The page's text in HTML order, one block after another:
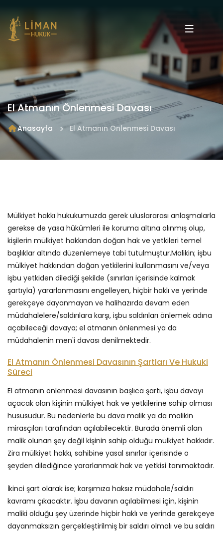
El Atmanın Önlenmesi Davası
Anasayfa El Atmanın Önlenmesi Davası
Mülkiyet hakkı hukukumuzda gerek uluslararası anlaşmalarla
gerekse de yasa hükümleri ile koruma altına alınmış olup,
kişilerin mülkiyet hakkından doğan hak ve yetkileri temel
başlıklar altında düzenlemeye tabi tutulmuştur.Malikin; işbu
mülkiyet hakkından doğan yetkilerini kullanmasını ve/veya
işbu yetkiden dilediği şekilde (sınırları içerisinde kalmak
şartıyla) yararlanmasını engelleyen, hiçbir haklı ve yerinde
gerekçeye dayanmayan ve halihazırda devam eden
müdahalelere/saldırılara karşı, işbu saldırıları önlemek adına
açabileceği davaya; el atmanın önlenmesi ya da
müdahalenin men'i davası denilmektedir.
El Atmanın Önlenmesi Davasının Şartları Ve Hukuki
Süreci
El atmanın önlenmesi davasının başlıca şartı, işbu davayı
açacak olan kişinin mülkiyet hak ve yetkilerine sahip olması
hususudur. Bu nedenlerle bu dava malik ya da malikin
mirasçıları tarafından açılabilecektir. Burada önemli olan
malik olunan şey değil kişinin sahip olduğu mülkiyet hakkıdır.
Zira mülkiyet hakkı, sahibine yasal sınırlar içerisinde o
şeyden dilediğince yararlanmak hak ve yetkisi tanımaktadır.
İkinci şart olarak ise; karşımıza haksız müdahale/saldırı
kavramı çıkacaktır. İşbu davanın açılabilmesi için, kişinin
maliki olduğu şey üzerinde hiçbir haklı ve yerinde gerekçeye
dayanmaksızın gerçekleştirilmiş bir saldırı olmalı ve bu saldırı